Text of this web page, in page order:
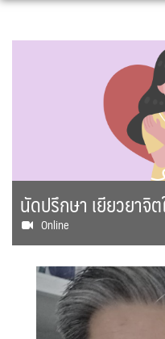
Skip
นัดปรึกษา เยียวยาจิต
Online